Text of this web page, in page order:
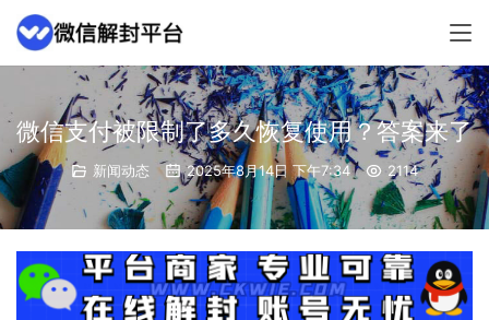
微信支付被限制了多久恢复使用？答案来了
新闻动态 2025年8月14日 下午7:34 2114